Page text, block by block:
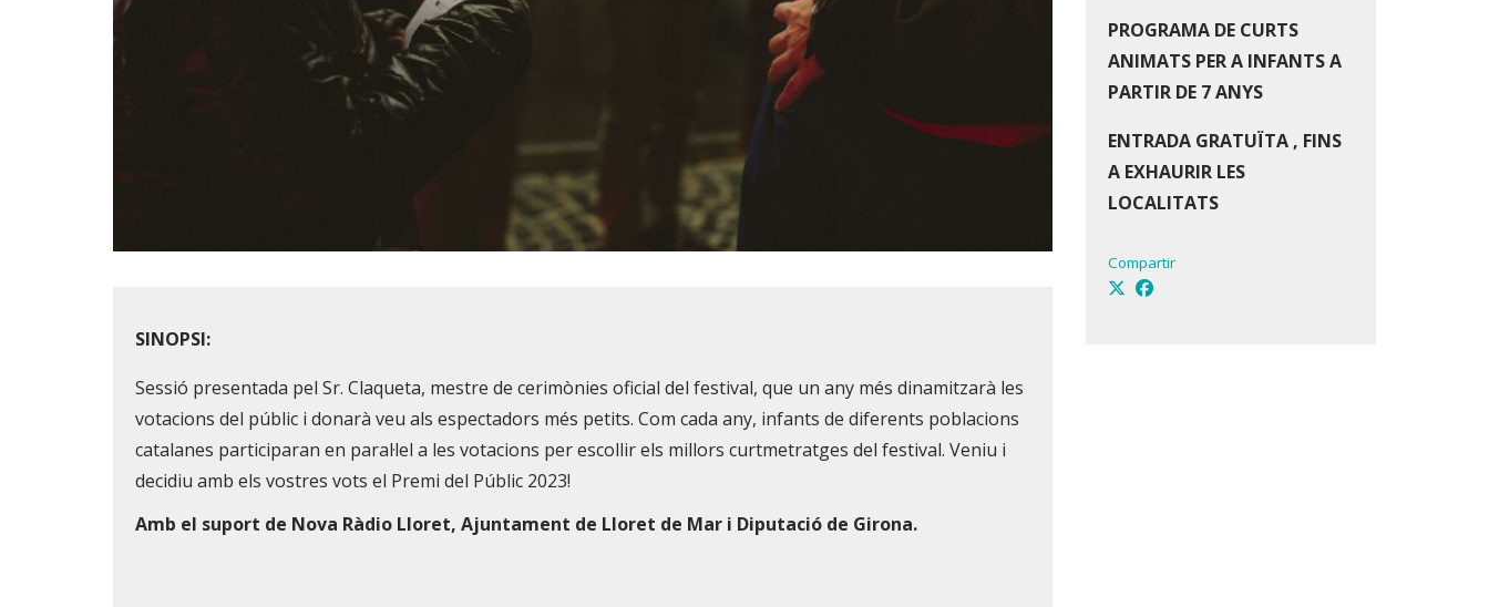
PROGRAMA DE CURTS
ANIMATS PER A INFANTS A
PARTIR DE 7 ANYS
ENTRADA GRATUÏTA , FINS
A EXHAURIR LES
LOCALITATS
Compartir
SINOPSI:
Sessió presentada pel Sr. Claqueta, mestre de cerimònies oficial del festival, que un any més dinamitzarà les
votacions del públic i donarà veu als espectadors més petits. Com cada any, infants de diferents poblacions
catalanes participaran en paral·lel a les votacions per escollir els millors curtmetratges del festival. Veniu i
decidiu amb els vostres vots el Premi del Públic 2023!
Amb el suport de Nova Ràdio Lloret, Ajuntament de Lloret de Mar i Diputació de Girona.